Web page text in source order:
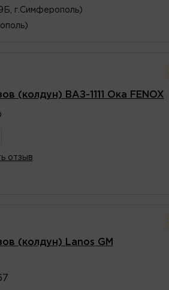
г.Симферополь)
(колдун) ВАЗ-1111 Ока FENOX
отзыв
(колдун) Lanos GM